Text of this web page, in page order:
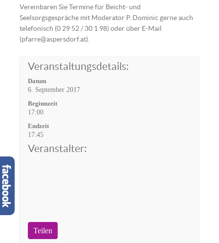
Vereinbaren Sie Termine für Beicht- und
Seelsorgsgespräche mit Moderator P. Dominic gerne auch
telefonisch (0 29 52 / 30 1 98) oder über E-Mail
(pfarre@aspersdorf.at).
Veranstaltungsdetails:
Datum
6. September 2017
Beginnzeit
17:00
Endzeit
17:45
Veranstalter:
Teilen